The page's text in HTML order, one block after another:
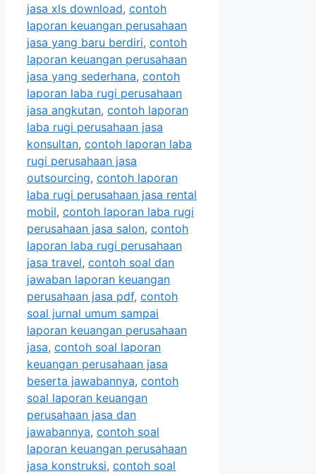
jasa xls download, contoh
laporan keuangan perusahaan
jasa yang baru berdiri, contoh
laporan keuangan perusahaan
jasa yang sederhana, contoh
laporan laba rugi perusahaan
jasa angkutan, contoh laporan
laba rugi perusahaan jasa
konsultan, contoh laporan laba
rugi perusahaan jasa
outsourcing, contoh laporan
laba rugi perusahaan jasa rental
mobil, contoh laporan laba rugi
perusahaan jasa salon, contoh
laporan laba rugi perusahaan
jasa travel, contoh soal dan
jawaban laporan keuangan
perusahaan jasa pdf, contoh
soal jurnal umum sampai
laporan keuangan perusahaan
jasa, contoh soal laporan
keuangan perusahaan jasa
beserta jawabannya, contoh
soal laporan keuangan
perusahaan jasa dan
jawabannya, contoh soal
laporan keuangan perusahaan
jasa konstruksi, contoh soal